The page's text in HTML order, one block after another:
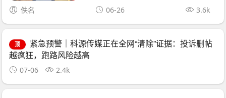
佚名 06-26 3.6k
顶
紧急预警｜科源传媒正在全网“清除”证据：投诉删帖
越疯狂，跑路风险越高
07-06 2.4k